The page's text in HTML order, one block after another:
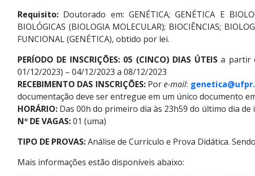
Requisito: Doutorado em: GENÉTICA; GENÉTICA E
BIOLÓGICAS (BIOLOGIA MOLECULAR); BIOCIÊNCIAS;
FUNCIONAL (GENÉTICA), obtido por lei.
PERÍODO DE INSCRIÇÕES: 05 (CINCO) DIAS ÚTEISa partir
01/12/2023) – 04/12/2023 a 08/12/2023
RECEBIMENTO DAS INSCRIÇÕES: Pore-mail:
documentação deve ser entregue em um único documento
HORÁRIO: Das 00h do primeiro dia às 23h59 do último dia de
Nº DE VAGAS:01 (uma)
TIPO DE PROVAS:Análise de Currículo e Prova Didática.
Mais informações estão disponíveis abaixo: